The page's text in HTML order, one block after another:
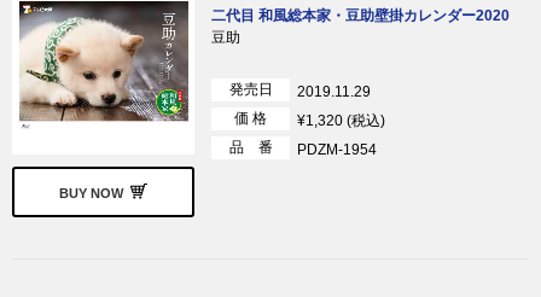
BUY NOW
二代目 和風総本家・豆助壁掛カレンダー2020
豆助
発売日
2019.11.29
価 格
¥1,320 (税込)
品 番
PDZM-1954